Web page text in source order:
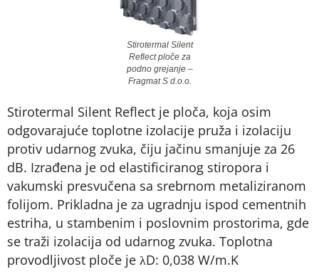
Stirotermal Silent
Reflect ploče za
podno grejanje –
Fragmat S d.o.o.
Stirotermal Silent Reflect je ploča, koja osim
odgovarajuće toplotne izolacije pruža i izolaciju
protiv udarnog zvuka, čiju jačinu smanjuje za 26
dB. Izrađena je od elastificiranog stiropora i
vakumski presvučena sa srebrnom metaliziranom
folijom. Prikladna je za ugradnju ispod cementnih
estriha, u stambenim i poslovnim prostorima, gde
se traži izolacija od udarnog zvuka. Toplotna
provodljivost ploče je λD: 0,038 W/m.K